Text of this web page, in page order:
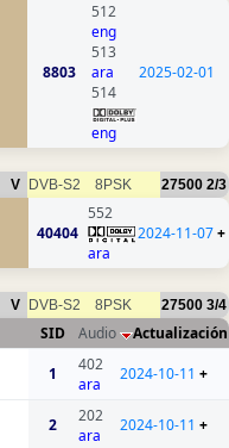
8803
512
eng
513
ara
514
eng
2025-02-01
V DVB-S2 8PSK 27500 2/3
40404
552
ara
2024-11-07+
V DVB-S2 8PSK 27500 3/4
SID Audio
Actualización
1
402
ara
2024-10-11 +
2
202
ara
2024-10-11 +